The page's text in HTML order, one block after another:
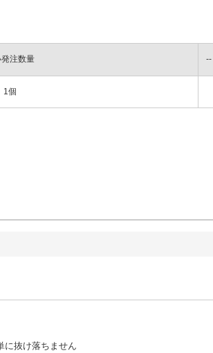
注数量
1個
に抜け落ちません